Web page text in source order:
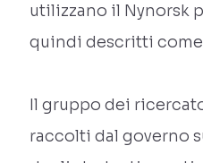
utilizzano il Nynorsk
quindi descritti
Il gruppo dei
raccolti dal governo